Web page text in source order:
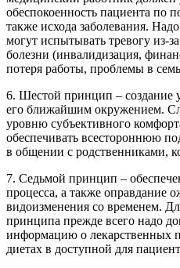
обеспокоенность пациента по
также исхода заболевания.
могут испытывать тревогу из-
болезни (инвалидизация,
потеря работы, проблемы в
6. Шестой принцип – создание
его ближайшим окружением.
уровню субъективного
обеспечивать всестороннюю
в общении с родственниками,
7. Седьмой принцип –
процесса, а также оправдание
видоизменения со временем.
принципа прежде всего надо
информацию о лекарственных
диетах в доступной для